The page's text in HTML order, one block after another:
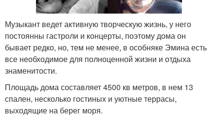
Музыкант ведет активную творческую жизнь, у него
постоянны гастроли и концерты, поэтому дома он
бывает редко, но, тем не менее, в особняке Эмина есть
все необходимое для полноценной жизни и отдыха
знаменитости.
Площадь дома составляет 4500 кв метров, в нем 13
спален, несколько гостиных и уютные террасы,
выходящие на берег моря.